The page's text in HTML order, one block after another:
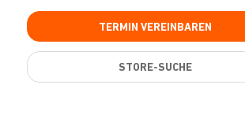
TERMIN VEREINBAREN
STORE-SUCHE